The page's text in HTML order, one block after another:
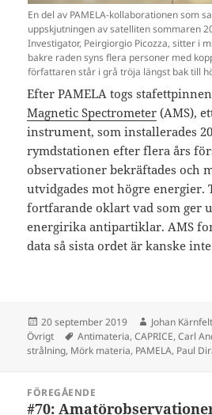
En del av PAMELA-kollaborationen som
uppskjutningen av satelliten sommaren
Investigator, Peirgiorgio Picozza, sitter i
bakre raden syns flera personer med
författaren står i grå tröja längst bak till
Efter PAMELA togs
Magnetic Spectrometer (AMS),
instrument, som installerades
rymdstationen efter flera års
observationer bekräftades och
utvidgades mot högre energier.
fortfarande oklart vad som ger
energirika antipartiklar. AMS
data så sista ordet är kanske
Postat
20 september 2019 Författare
Johan Kärnfelt
Övrigt
Taggar
Antimateria,CAPRICE,Carl
strålning, Mörk materia, PAMELA, Paul
FÖREGÅENDE
Föregående
#70: